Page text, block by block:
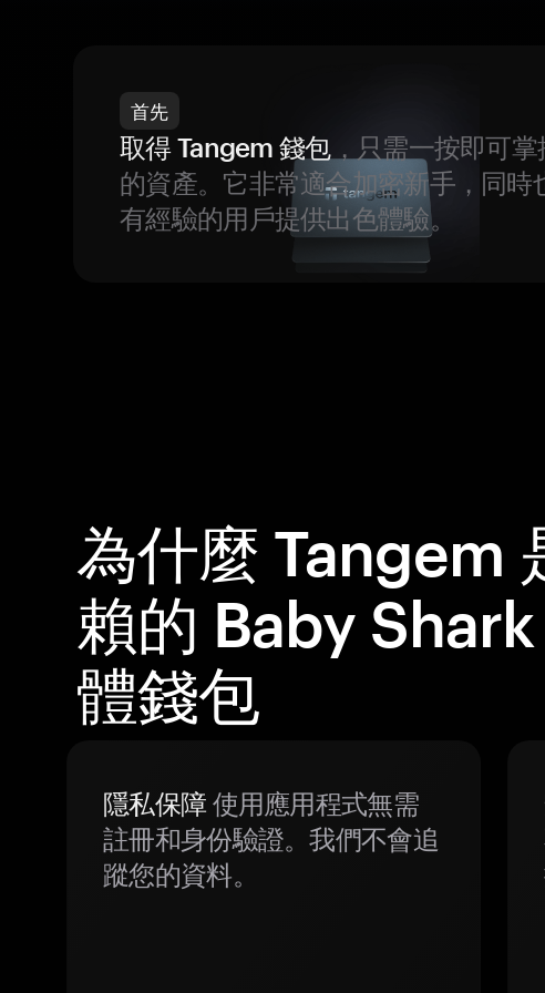
首先
取得 Tangem 錢包，只需一按即可掌
的資產。它非常適合加密新手，同時
有經驗的用戶提供出色體驗。
為什麼 Tangem
賴的 Baby Shark
體錢包
隱私保障使用應用程式無需
註冊和身份驗證。我們不會追
蹤您的資料。